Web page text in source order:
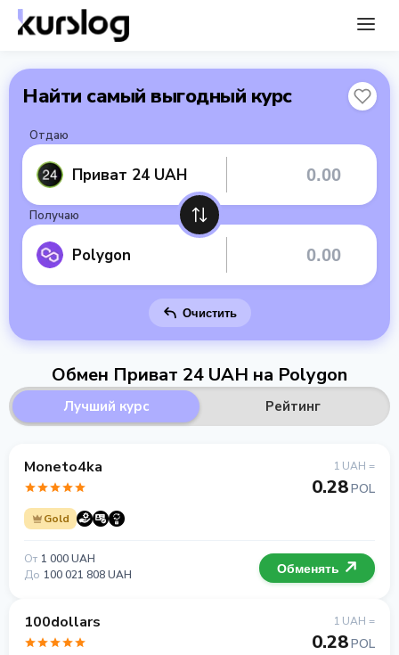
Найти самый выгодный курс
Отдаю
Приват 24 UAH
Получаю
Polygon
Очистить
Обмен Приват 24 UAH на Polygon
Лучший курс Рейтинг
Moneto4ka
Gold
1 UAH =
0.28POL
От 1 000 UAH
До 100 021 808 UAH Обменять
100dollars 1 UAH =
0.28POL